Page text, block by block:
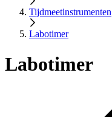
Tijdmeetinstrumenten
Labotimer
Labotimer